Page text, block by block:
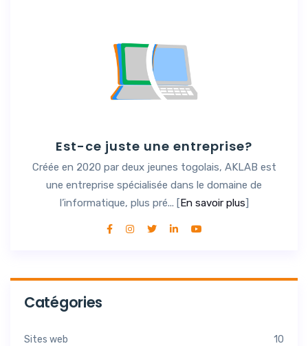
Est-ce juste une entreprise?
Créée en 2020 par deux jeunes togolais, AKLAB est
une entreprise spécialisée dans le domaine de
l’informatique, plus pré... [En savoir plus]
Catégories
Sites web 10